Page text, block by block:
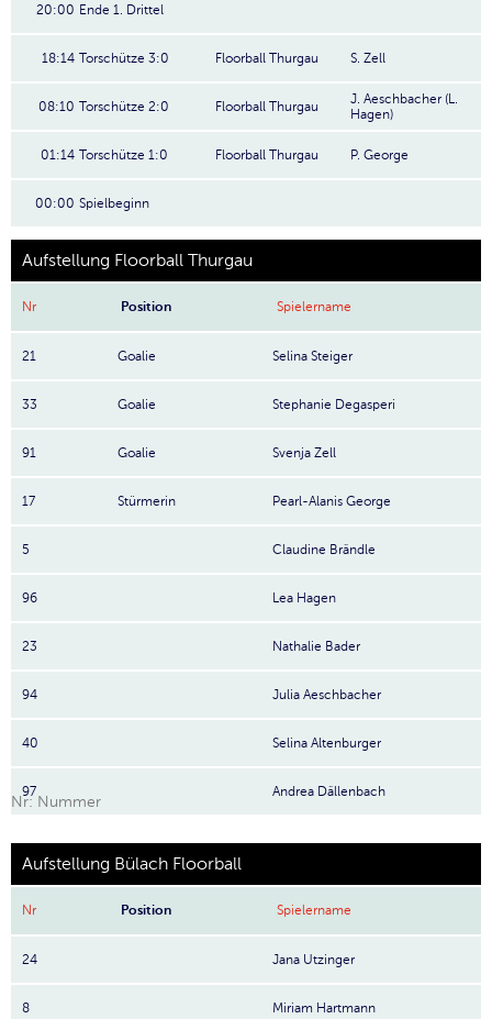
20:00 Ende 1. Drittel
18:14 Torschütze 3:0 Floorball Thurgau S. Zell
08:10 Torschütze 2:0 Floorball Thurgau
J. Aeschbacher (L.
Hagen)
01:14 Torschütze 1:0 Floorball Thurgau P. George
00:00 Spielbeginn
Aufstellung Floorball Thurgau
Nr Position Spielername
21 Goalie Selina Steiger
33 Goalie Stephanie Degasperi
91 Goalie Svenja Zell
17 Stürmerin Pearl-Alanis George
5 Claudine Brändle
96 Lea Hagen
23 Nathalie Bader
94 Julia Aeschbacher
40 Selina Altenburger
97 Andrea Dällenbach
Nr: Nummer
Aufstellung Bülach Floorball
Nr Position Spielername
24 Jana Utzinger
8 Miriam Hartmann